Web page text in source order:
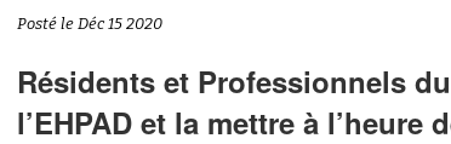
Posté le Déc 15 2020
Résidents et Professionnels
l’EHPAD et la mettre à l’heure